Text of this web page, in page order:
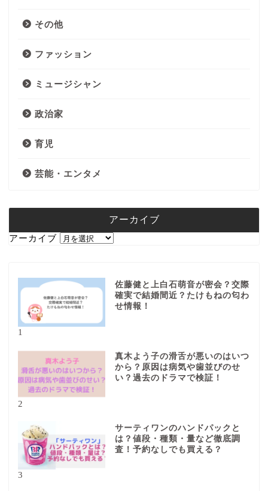
その他
ファッション
ミュージシャン
政治家
育児
芸能・エンタメ
アーカイブ
アーカイブ
1
佐藤健と上白石萌音が密会？交際
確実で結婚間近？たけもねの匂わ
せ情報！
2
真木よう子の滑舌が悪いのはいつ
から？原因は病気や歯並びのせ
い？過去のドラマで検証！
3
サーティワンのハンドパックと
は？値段・種類・量など徹底調
査！予約なしでも買える？